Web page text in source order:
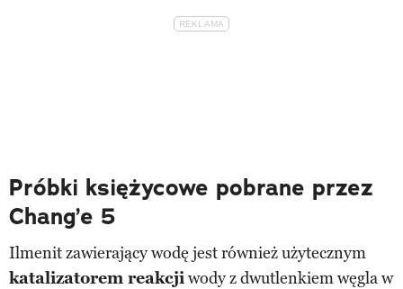
Próbki księżycowe pobrane przez
Chang’e 5
Ilmenit zawierający wodę jest również użytecznym
katalizatorem reakcjiwody z dwutlenkiem węgla w